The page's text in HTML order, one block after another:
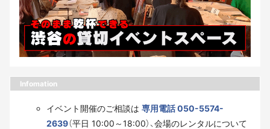
Infomation
イベント開催のご相談は 専用電話 050-5574-
2639（平日 10:00～18:00）、会場のレンタルについて